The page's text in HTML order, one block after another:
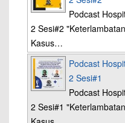
Podcast
2 Sesi#2
Kasus…
Podcast
2 Sesi#1
Podcast
2 Sesi#1